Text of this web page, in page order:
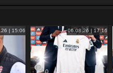
| 15:06
0
06.08.26 | 17:16